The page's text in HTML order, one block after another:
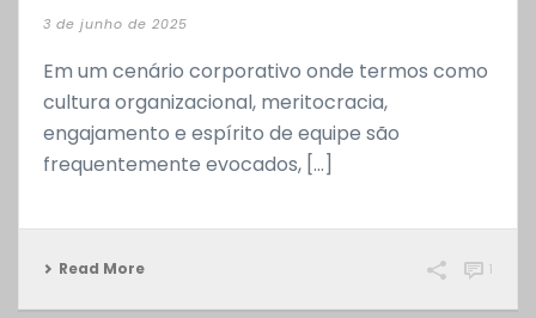
3 de junho de 2025
Em um cenário corporativo onde termos como
cultura organizacional, meritocracia,
engajamento e espírito de equipe são
frequentemente evocados, [...]
Read More 1